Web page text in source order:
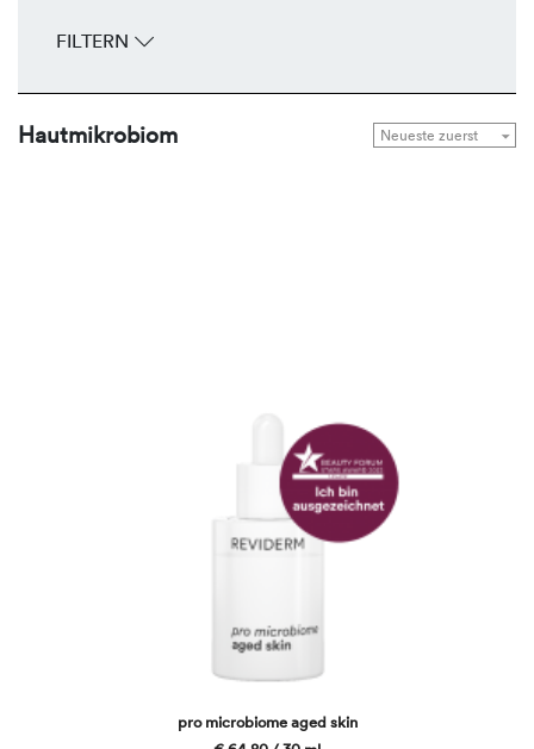
das Hautmikrobiom ausgerichtete Pflegeprodukte, hat er
Erfolg versprechenden Ansätze Probiotika, Präbiotika und
Kommunikations-Hacker – und das, ebenfalls eine
Premiere, in drei indikationsbezogen komponierten,
FILTERN
Hautmikrobiom
pro microbiome aged skin